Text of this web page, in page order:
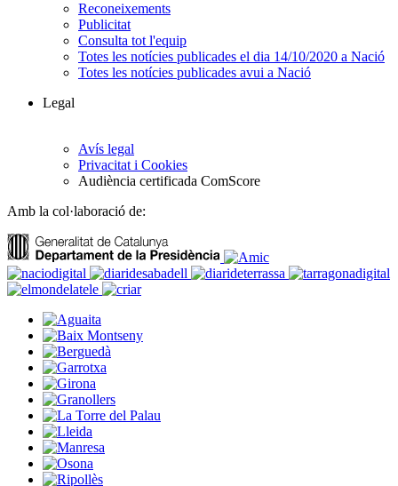
Reconeixements
Publicitat
Consulta tot l'equip
Totes les notícies publicades el dia 14/10/2020 a Nació
Totes les notícies publicades avui a Nació
Legal
Avís legal
Privacitat i Cookies
Audiència certificada ComScore
Amb la col·laboració de: